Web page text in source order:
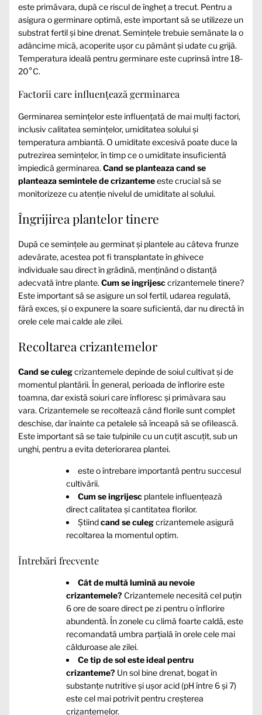
este primăvara, după ce riscul de îngheț a trecut. Pentru a
asigura o germinare optimă, este important să se utilizeze un
substrat fertil și bine drenat. Semințele trebuie semănate la o
adâncime mică, acoperite ușor cu pământ și udate cu grijă.
Temperatura ideală pentru germinare este cuprinsă între 18-
20°C.
Factorii care influențează germinarea
Germinarea semințelor este influențată de mai mulți factori,
inclusiv calitatea semințelor, umiditatea solului și
temperatura ambiantă. O umiditate excesivă poate duce la
putrezirea semințelor, în timp ce o umiditate insuficientă
împiedică germinarea. Cand se planteaza cand se
planteaza semintele de crizantemeeste crucial să se
monitorizeze cu atenție nivelul de umiditate al solului.
Îngrijirea plantelor tinere
După ce semințele au germinat și plantele au câteva frunze
adevărate, acestea pot fi transplantate în ghivece
individuale sau direct în grădină, menținând o distanță
adecvată între plante. Cum se ingrijesccrizantemele tinere?
Este important să se asigure un sol fertil, udarea regulată,
fără exces, și o expunere la soare suficientă, dar nu directă în
orele cele mai calde ale zilei.
Recoltarea crizantemelor
Cand se culegcrizantemele depinde de soiul cultivat și de
momentul plantării. În general, perioada de înflorire este
toamna, dar există soiuri care înfloresc și primăvara sau
vara. Crizantemele se recoltează când florile sunt complet
deschise, dar înainte ca petalele să înceapă să se ofilească.
Este important să se taie tulpinile cu un cuțit ascuțit, sub un
unghi, pentru a evita deteriorarea plantei.
este o întrebare importantă pentru succesul
cultivării.
Cum se ingrijesc plantele influențează
direct calitatea și cantitatea florilor.
Știindcand se culegcrizantemele asigură
recoltarea la momentul optim.
Întrebări frecvente
Cât de multă lumină au nevoie
crizantemele? Crizantemele necesită cel puțin
6 ore de soare direct pe zi pentru o înflorire
abundentă. În zonele cu climă foarte caldă, este
recomandată umbra parțială în orele cele mai
călduroase ale zilei.
Ce tip de sol este ideal pentru
crizanteme? Un sol bine drenat, bogat în
substanțe nutritive și ușor acid (pH între 6 și 7)
este cel mai potrivit pentru creșterea
crizantemelor.